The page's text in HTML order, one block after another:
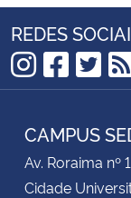
REDES
CAMPUS
Av. Roraima nº
Cidade